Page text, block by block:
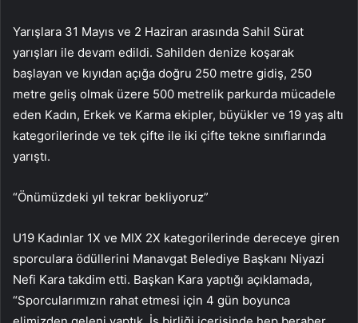
Yarışlara 31 Mayıs ve 2 Haziran arasında Sahil Sürat
yarışları ile devam edildi. Sahilden denize koşarak
başlayan ve kıyıdan açığa doğru 250 metre gidiş, 250
metre geliş olmak üzere 500 metrelik parkurda mücadele
eden Kadın, Erkek ve Karma ekipler, büyükler ve 19 yaş altı
kategorilerinde ve tek çifte ile iki çifte tekne sınıflarında
yarıştı.
“Önümüzdeki yıl tekrar bekliyoruz”
U19 Kadınlar 1X ve MIX 2X kategorilerinde dereceye giren
sporculara ödüllerini Manavgat Belediye Başkanı Niyazi
Nefi Kara takdim etti. Başkan Kara yaptığı açıklamada,
“Sporcularımızın rahat etmesi için 4 gün boyunca